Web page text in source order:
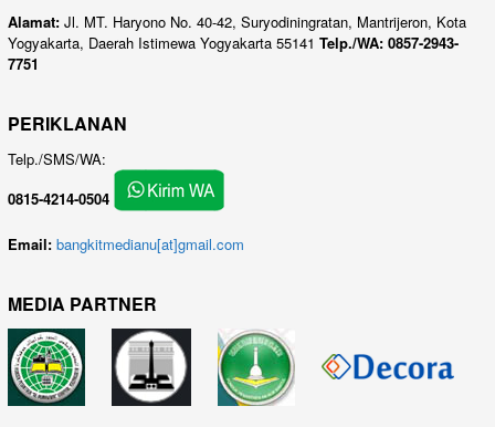
Alamat: Jl. MT. Haryono No. 40-42, Suryodiningratan, Mantrijeron, Kota
Yogyakarta, Daerah Istimewa Yogyakarta 55141 Telp./WA: 0857-2943-
7751
PERIKLANAN
Telp./SMS/WA:
0815-4214-0504
Email: bangkitmedianu[at]gmail.com
MEDIA PARTNER